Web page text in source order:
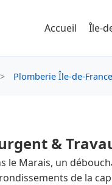
Accueil Île-
> Plomberie Île-de-France
&
le Marais, un
de la